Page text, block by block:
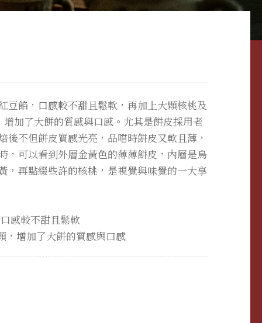
豆餡，口感較不甜且鬆軟，再加上大顆核桃及
加了大餅的質感與口感。尤其是餅皮採用老
後不但餅皮質感光亮，品嚐時餅皮又軟且薄，
，可以看到外層金黃色的薄薄餅皮，內層是烏
，再點綴些許的核桃，是視覺與味覺的一大享
感較不甜且鬆軟
增加了大餅的質感與口感